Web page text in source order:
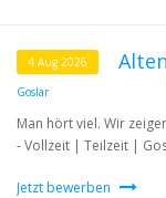
4 Aug 2026
Goslar
Man hört viel. Wir
- Vollzeit | Teilzeit |
Jetzt bewerben